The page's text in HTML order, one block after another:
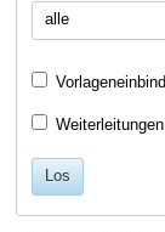
alle
Los